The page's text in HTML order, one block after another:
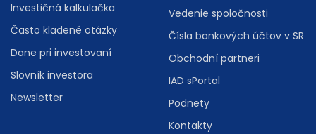
Investičná kalkulačka
Často kladené otázky
Dane pri investovaní
Slovník investora
Newsletter
Vedenie spoločnosti
Čísla bankových účtov v SR
Obchodní partneri
IAD sPortal
Podnety
Kontakty